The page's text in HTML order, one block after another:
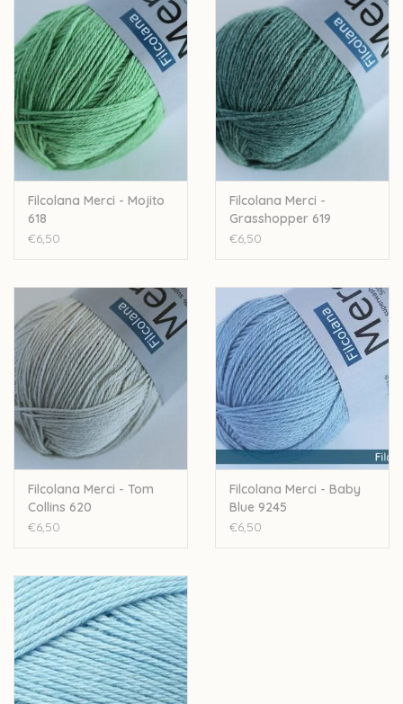
50% wol - 50% pima-katoen
50 gram - 200 meter
Naalddikte: 2,5-3,5mm
Stekenverhouding 10cm: 26-28 steken - 36-38 rijen
Machinewasbaar
Let op: de kleur op beeld kan afwijken van de werkelijke kleur.
Filcolana Merci - Mojito
618
€6,50
Filcolana Merci -
Grasshopper 619
€6,50
Filcolana Merci - Tom
Collins 620
€6,50
Filcolana Merci - Baby
Blue 9245
€6,50